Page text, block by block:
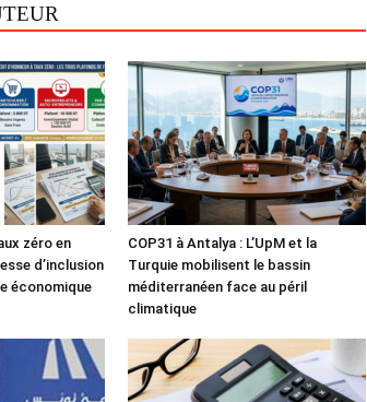
zéro en
d’inclusion
économique
COP31 à Antalya : L’UpM et la
Turquie mobilisent le bassin
méditerranéen face au péril
climatique